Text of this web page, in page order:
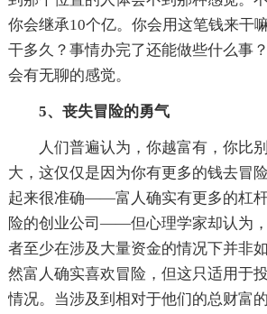
你会继承10个亿。你会用这笔钱来干
干多久？事情办完了还能做些什么事
会有无聊的感觉。
5、丧失冒险的勇气
人们普遍认为，你越富有，你比别
大，这仅仅是因为你有更多的钱去冒
起来很准确——富人确实有更多的杠
险的创业公司——但心理学家却认为
者至少在涉及大量资金的情况下并非
然富人确实喜欢冒险，但这只适用于
情况。当涉及到相对于他们的总财富